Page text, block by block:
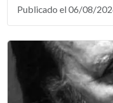
Publicado el 06/08/